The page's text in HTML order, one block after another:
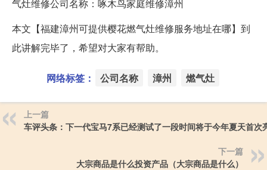
气灶维修公司名称：啄木鸟家庭维修漳州
本文【福建漳州可提供樱花燃气灶维修服务地址在哪】到
此讲解完毕了，希望对大家有帮助。
网络标签： 公司名称 漳州 燃气灶
上一篇
车评头条：下一代宝马7系已经测试了一段时间将于今年夏天首次
下一篇
大宗商品是什么投资产品（大宗商品是什么）